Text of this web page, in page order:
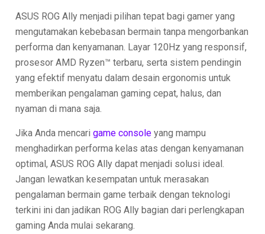
ASUS ROG Ally menjadi pilihan tepat bagi gamer yang
mengutamakan kebebasan bermain tanpa mengorbankan
performa dan kenyamanan. Layar 120Hz yang responsif,
prosesor AMD Ryzen™ terbaru, serta sistem pendingin
yang efektif menyatu dalam desain ergonomis untuk
memberikan pengalaman gaming cepat, halus, dan
nyaman di mana saja.
Jika Anda mencarigame console yang mampu
menghadirkan performa kelas atas dengan kenyamanan
optimal, ASUS ROG Ally dapat menjadi solusi ideal.
Jangan lewatkan kesempatan untuk merasakan
pengalaman bermain game terbaik dengan teknologi
terkini ini dan jadikan ROG Ally bagian dari perlengkapan
gaming Anda mulai sekarang.